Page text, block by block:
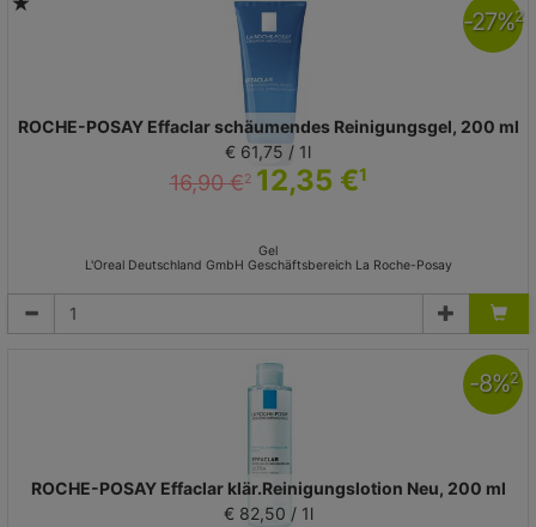
ROCHE-POSAY Effaclar schäumendes Reinigungsgel, 200 ml
€ 61,75 / 1l
16,90 €2 12,35 €1
Gel
L'Oreal Deutschland GmbH Geschäftsbereich La Roche-Posay
-27%2
ROCHE-POSAY Effaclar klär.Reinigungslotion Neu, 200 ml
€ 82,50 / 1l
-8%2